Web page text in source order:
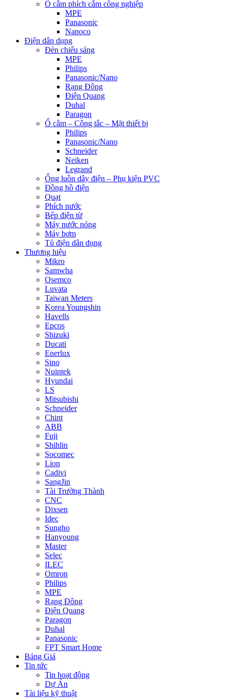
Ổ cắm phích cắm công nghiệp
MPE
Panasonic
Nanoco
Điện dân dụng
Đèn chiếu sáng
MPE
Philips
Panasonic/Nano
Rạng Đông
Điện Quang
Duhal
Paragon
Ổ cắm – Công tắc – Mặt thiết bị
Philips
Panasonic/Nano
Schneider
Neiken
Legrand
Ống luồn dây điện – Phụ kiện PVC
Đồng hồ điện
Quạt
Phích nước
Bếp điện từ
Máy nước nóng
Máy bơm
Tủ điện dân dụng
Thương hiệu
Mikro
Samwha
Osemco
Luvata
Taiwan Meters
Korea Youngshin
Havells
Epcos
Shizuki
Ducati
Enerlux
Sino
Nuintek
Hyundai
LS
Mitsubishi
Schneider
Chint
ABB
Fuji
Shihlin
Socomec
Lion
Cadivi
SangJin
Tài Trường Thành
CNC
Dixsen
Idec
Sungho
Hanyoung
Master
Selec
ILEC
Omron
Philips
MPE
Rạng Đông
Điện Quang
Paragon
Duhal
Panasonic
FPT Smart Home
Bảng Giá
Tin tức
Tin hoạt động
Dự Án
Tài liệu kỹ thuật